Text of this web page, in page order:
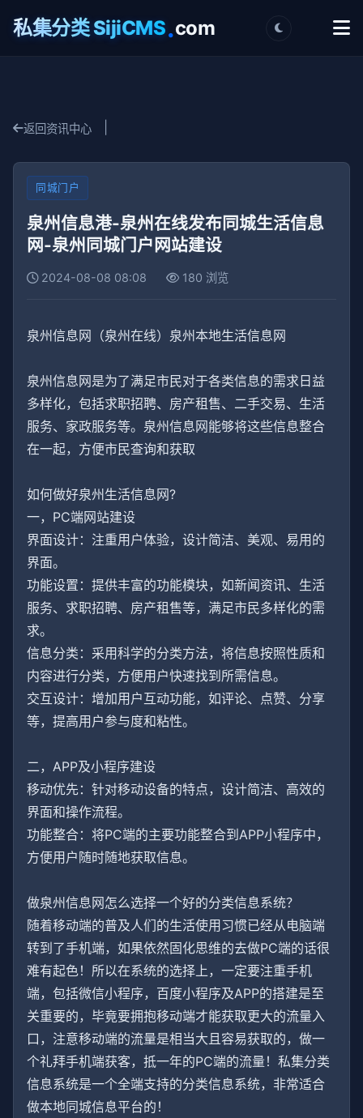
私集分类 SijiCMS.com
返回资讯中心
同城门户
泉州信息港-泉州在线发布同城生活信息
网-泉州同城门户网站建设
2024-08-08 08:08 180 浏览
泉州信息网（泉州在线）泉州本地生活信息网
泉州信息网是为了满足市民对于各类信息的需求日益
多样化，包括求职招聘、房产租售、二手交易、生活
服务、家政服务等。泉州信息网能够将这些信息整合
在一起，方便市民查询和获取
如何做好泉州生活信息网?
一，PC端网站建设
界面设计：注重用户体验，设计简洁、美观、易用的
界面。
功能设置：提供丰富的功能模块，如新闻资讯、生活
服务、求职招聘、房产租售等，满足市民多样化的需
求。
信息分类：采用科学的分类方法，将信息按照性质和
内容进行分类，方便用户快速找到所需信息。
交互设计：增加用户互动功能，如评论、点赞、分享
等，提高用户参与度和粘性。
二，APP及小程序建设
移动优先：针对移动设备的特点，设计简洁、高效的
界面和操作流程。
功能整合：将PC端的主要功能整合到APP小程序中，
方便用户随时随地获取信息。
做泉州信息网怎么选择一个好的分类信息系统？
随着移动端的普及人们的生活使用习惯已经从电脑端
转到了手机端，如果依然固化思维的去做PC端的话很
难有起色！所以在系统的选择上，一定要注重手机
端，包括微信小程序，百度小程序及APP的搭建是至
关重要的，毕竟要拥抱移动端才能获取更大的流量入
口，注意移动端的流量是相当大且容易获取的，做一
个礼拜手机端获客，抵一年的PC端的流量！私集分类
信息系统是一个全端支持的分类信息系统，非常适合
做本地同城信息平台的！